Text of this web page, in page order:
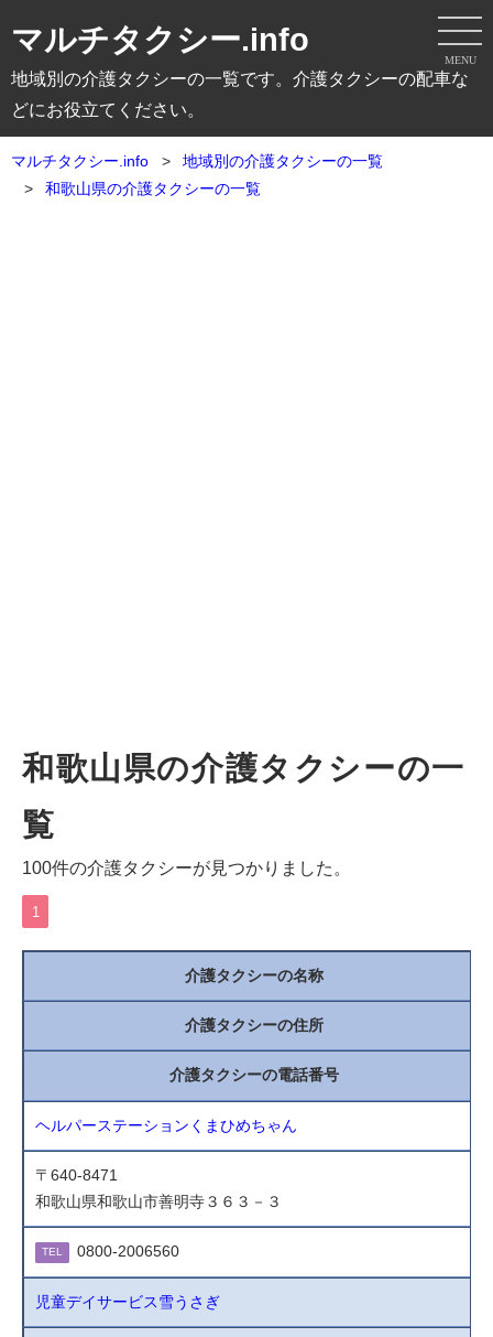
MENU
マルチタクシー.info
地域別の介護タクシーの一覧です。介護タクシーの配車な
どにお役立てください。
マルチタクシー.info
地域別の介護タクシーの一覧
和歌山県の介護タクシーの一覧
和歌山県の介護タクシーの一
覧
100件の介護タクシーが見つかりました。
1
介護タクシーの名称
介護タクシーの住所
介護タクシーの電話番号
ヘルパーステーションくまひめちゃん
〒640-8471
和歌山県和歌山市善明寺３６３－３
TEL 0800-2006560
児童デイサービス雪うさぎ